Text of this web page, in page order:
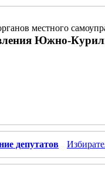
местного
Южно-
депутатов